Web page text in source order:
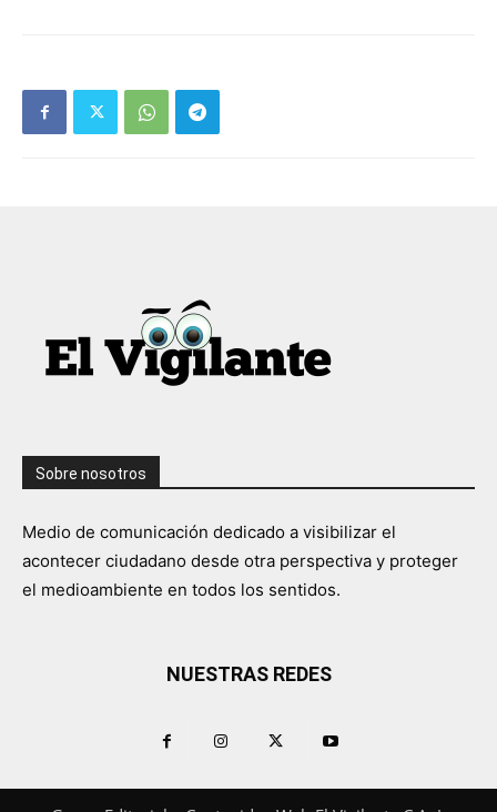
Sobre nosotros
Medio de comunicación dedicado a visibilizar el
acontecer ciudadano desde otra perspectiva y proteger
el medioambiente en todos los sentidos.
NUESTRAS REDES